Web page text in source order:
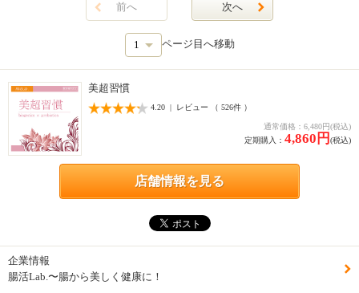
前へ 次へ
ページ目へ移動
美超習慣
4.20 | レビュー （ 526件 ）
通常価格：6,480円(税込)
定期購入： 4,860円 (税込)
店舗情報を見る
企業情報
腸活Lab.〜腸から美しく健康に！